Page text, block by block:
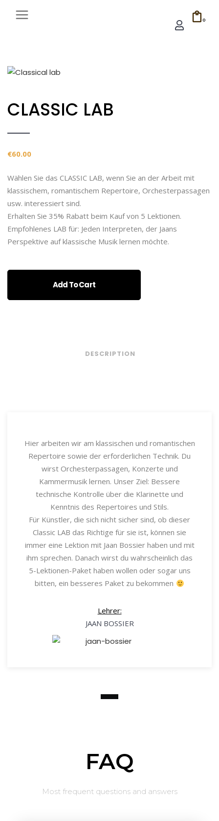
0
CLASSIC LAB
€60.00
Wählen Sie das CLASSIC LAB, wenn Sie an der Arbeit mit
klassischem, romantischem Repertoire, Orchesterpassagen
usw. interessiert sind.
Erhalten Sie 35% Rabatt beim Kauf von 5 Lektionen.
Empfohlenes LAB für: Jeden Interpreten, der Jaans
Perspektive auf klassische Musik lernen möchte.
Add To Cart
DESCRIPTION
Hier arbeiten wir am klassischen und romantischen
Repertoire sowie der erforderlichen Technik. Du
wirst Orchesterpassagen, Konzerte und
Kammermusik lernen. Unser Ziel: Bessere
technische Kontrolle über die Klarinette und
Kenntnis des Repertoires und Stils.
Für Künstler, die sich nicht sicher sind, ob dieser
Classic LAB das Richtige für sie ist, können sie
immer eine Lektion mit Jaan Bossier haben und mit
ihm sprechen. Danach wirst du wahrscheinlich das
5-Lektionen-Paket haben wollen oder sogar uns
bitten, ein besseres Paket zu bekommen
Lehrer:
JAAN BOSSIER
FAQ
Most frequent questions and answers